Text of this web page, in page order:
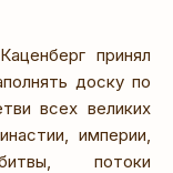
принял
доску по
всех великих
империи,
потоки